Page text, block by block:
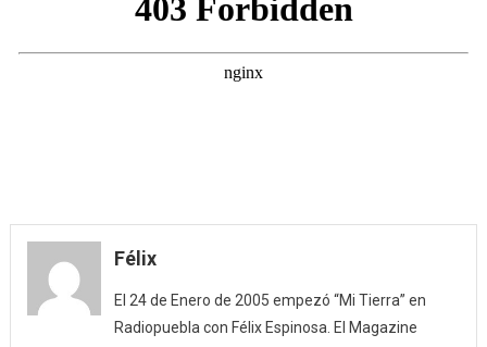
Félix
El 24 de Enero de 2005 empezó “Mi Tierra” en
Radiopuebla con Félix Espinosa. El Magazine